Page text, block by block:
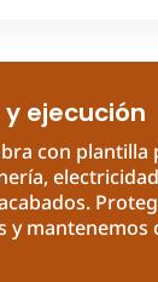
ejecución
con
y mantenemos